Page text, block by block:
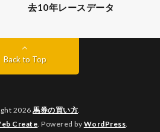
去10年レースデータ
Back to Top
2026 馬券の買い方
Create . Powered by WordPress